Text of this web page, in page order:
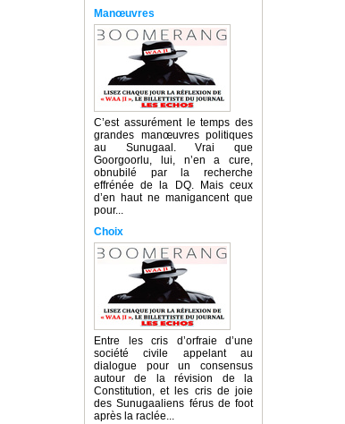
Manœuvres
C’est assurément le temps des
grandes manœuvres politiques
au Sunugaal. Vrai que
Goorgoorlu, lui, n’en a cure,
obnubilé par la recherche
effrénée de la DQ. Mais ceux
d’en haut ne manigancent que
pour...
Choix
Entre les cris d’orfraie d’une
société civile appelant au
dialogue pour un consensus
autour de la révision de la
Constitution, et les cris de joie
des Sunugaaliens férus de foot
après la raclée...